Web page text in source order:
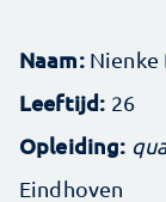
Naam: Nienke
Leeftijd: 26
Opleiding: q
Eindhoven